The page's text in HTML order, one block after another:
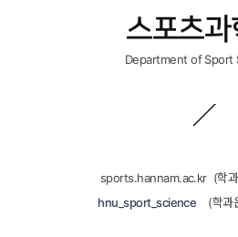
스포츠
Department of Sport
sports.hannam.ac.kr (학
hnu_sport_science (학과